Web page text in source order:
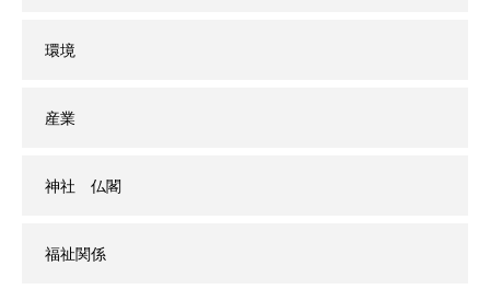
環境
産業
神社 仏閣
福祉関係